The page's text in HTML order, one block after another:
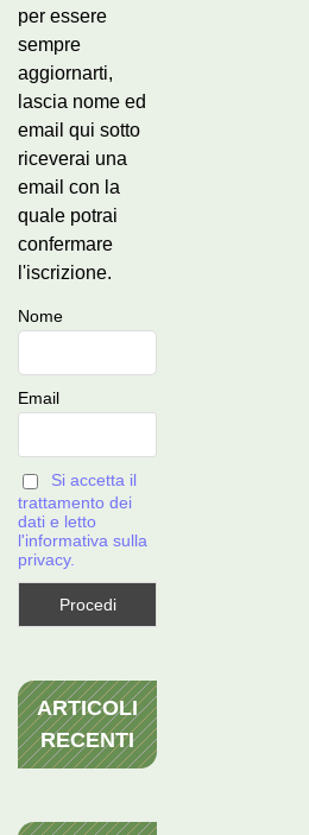
per essere
sempre
aggiornarti,
lascia nome ed
email qui sotto
riceverai una
email con la
quale potrai
confermare
l'iscrizione.
Nome
Email
Si accetta il
trattamento dei
dati e letto
l'informativa sulla
privacy.
ARTICOLI
RECENTI